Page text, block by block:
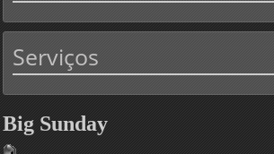
Serviços
Big Sunday